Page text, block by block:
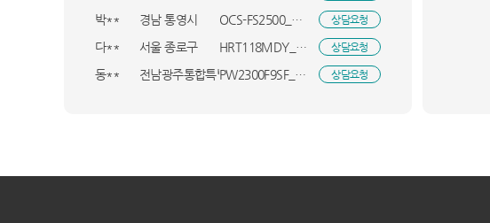
박** 경남 통영시 OCS-FS2500_HVE 상담요청
다** 서울 종로구 HRT118MDY_HVE 상담요청
동** 전남광주통합특별시 영광군 PW2300F9SF_BSO 상담요청